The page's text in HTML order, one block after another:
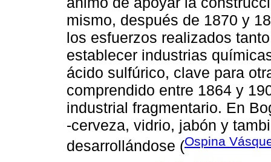
mismo, después de 1870 y
los esfuerzos realizados
establecer industrias
ácido sulfúrico, clave para
comprendido entre 1864 y
industrial fragmentario. En
-cerveza, vidrio, jabón y
desarrollándose (Ospina